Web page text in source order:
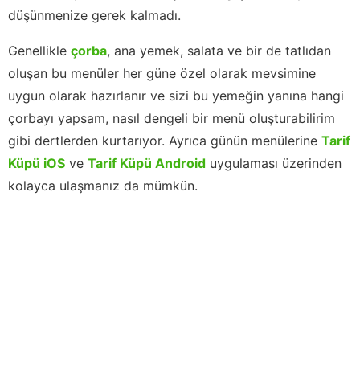
düşünmenize gerek kalmadı.
Genellikle çorba, ana yemek, salata ve bir de tatlıdan
oluşan bu menüler her güne özel olarak mevsimine
uygun olarak hazırlanır ve sizi bu yemeğin yanına hangi
çorbayı yapsam, nasıl dengeli bir menü oluşturabilirim
gibi dertlerden kurtarıyor. Ayrıca günün menülerine Tarif
Küpü iOS ve Tarif Küpü Android uygulaması üzerinden
kolayca ulaşmanız da mümkün.